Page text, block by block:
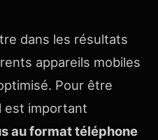
dans les résultats
appareils mobiles
Pour être
est important
au format téléphone